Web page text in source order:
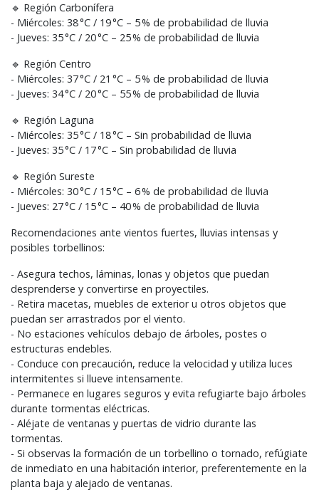
🔹 Región Carbonífera
- Miércoles: 38 °C / 19 °C – 5 % de probabilidad de lluvia
- Jueves: 35 °C / 20 °C – 25 % de probabilidad de lluvia
🔹 Región Centro
- Miércoles: 37 °C / 21 °C – 5 % de probabilidad de lluvia
- Jueves: 34 °C / 20 °C – 55 % de probabilidad de lluvia
🔹 Región Laguna
- Miércoles: 35 °C / 18 °C – Sin probabilidad de lluvia
- Jueves: 35 °C / 17 °C – Sin probabilidad de lluvia
🔹 Región Sureste
- Miércoles: 30 °C / 15 °C – 6 % de probabilidad de lluvia
- Jueves: 27 °C / 15 °C – 40 % de probabilidad de lluvia
Recomendaciones ante vientos fuertes, lluvias intensas y
posibles torbellinos:
- Asegura techos, láminas, lonas y objetos que puedan
desprenderse y convertirse en proyectiles.
- Retira macetas, muebles de exterior u otros objetos que
puedan ser arrastrados por el viento.
- No estaciones vehículos debajo de árboles, postes o
estructuras endebles.
- Conduce con precaución, reduce la velocidad y utiliza luces
intermitentes si llueve intensamente.
- Permanece en lugares seguros y evita refugiarte bajo árboles
durante tormentas eléctricas.
- Aléjate de ventanas y puertas de vidrio durante las
tormentas.
- Si observas la formación de un torbellino o tornado, refúgiate
de inmediato en una habitación interior, preferentemente en la
planta baja y alejado de ventanas.